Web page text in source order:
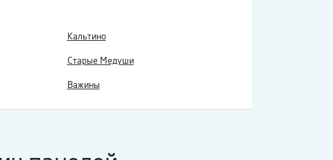
Кальтино
Старые Медуши
Важины